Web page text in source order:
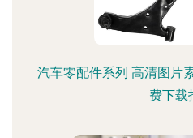
汽车零配件系列 高清图片
费下载